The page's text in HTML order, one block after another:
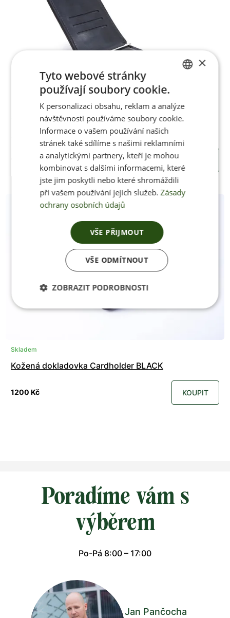
Kožená peněženka Dollarman BLACK
1990 Kč
Skladem
Kožená dokladovka Cardholder BLACK
1200 Kč KOUPIT
Poradíme vám s
výběrem
Po-Pá 8:00 – 17:00
Jan Pančocha
ENGLISH
×
Tyto webové stránky
používají soubory cookie.
K personalizaci obsahu, reklam a analýze
návštěvnosti používáme soubory cookie.
Informace o vašem používání našich
stránek také sdílíme s našimi reklamními
a analytickými partnery, kteří je mohou
kombinovat s dalšími informacemi, které
jste jim poskytli nebo které shromáždili
při vašem používání jejich služeb. Zásady
ochrany osobních údajů
VŠE PŘIJMOUT
VŠE ODMÍTNOUT
ZOBRAZIT PODROBNOSTI